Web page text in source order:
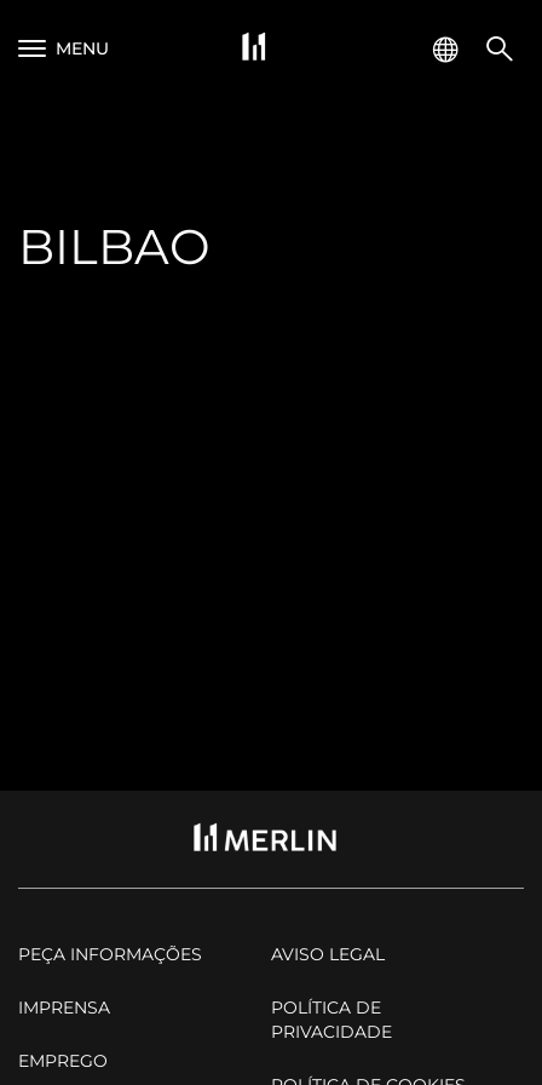
MENU
BILBAO
PEÇA INFORMAÇÕES
IMPRENSA
EMPREGO
AVISO LEGAL
POLÍTICA DE
PRIVACIDADE